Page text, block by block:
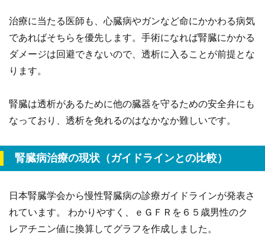
治療に当たる医師も、心臓病やガンなど命にかかわる病気
であればそちらを優先します。手術になれば腎臓にかかる
ダメージは回避できないので、透析に入ることが前提とな
ります。
腎臓は透析があるために他の臓器を守るための安全弁にも
なっており、透析を免れるのはなかなか難しいです。
腎臓病治療の現状（ガイドラインとの比較）
日本腎臓学会から慢性腎臓病の診療ガイドラインが発表さ
れています。 わかりやすく、ｅＧＦＲを６５歳男性のク
レアチニン値に換算してグラフを作成しました。